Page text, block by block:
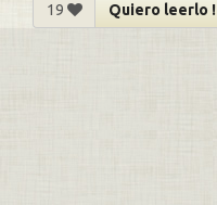
19 Quiero leerlo !